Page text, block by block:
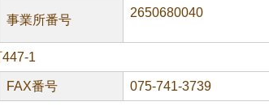
事業所番号
2650680040
1
FAX番号 075-741-3739